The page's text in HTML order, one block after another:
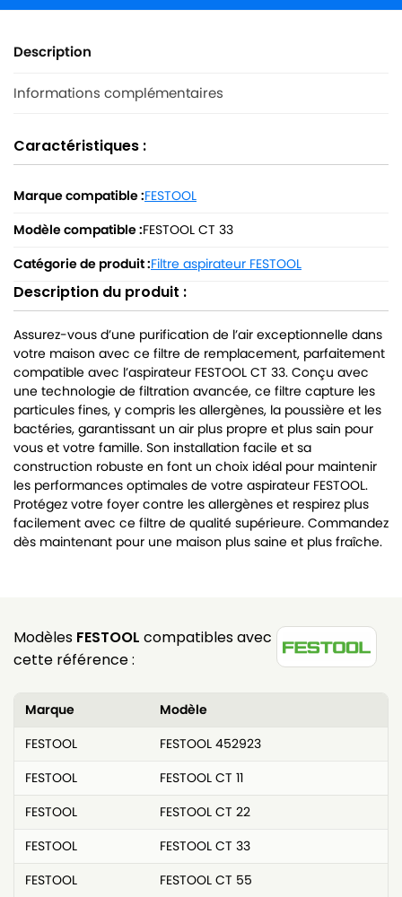
Description
Informations complémentaires
Caractéristiques :
Marque compatible :FESTOOL
Modèle compatible :FESTOOL CT 33
Catégorie de produit :Filtre aspirateur FESTOOL
Description du produit :
Assurez-vous d’une purification de l’air exceptionnelle dans
votre maison avec ce filtre de remplacement, parfaitement
compatible avec l’aspirateur FESTOOL CT 33. Conçu avec
une technologie de filtration avancée, ce filtre capture les
particules fines, y compris les allergènes, la poussière et les
bactéries, garantissant un air plus propre et plus sain pour
vous et votre famille. Son installation facile et sa
construction robuste en font un choix idéal pour maintenir
les performances optimales de votre aspirateur FESTOOL.
Protégez votre foyer contre les allergènes et respirez plus
facilement avec ce filtre de qualité supérieure. Commandez
dès maintenant pour une maison plus saine et plus fraîche.
Modèles FESTOOL compatibles avec
cette référence :
Marque
Modèle
FESTOOL
FESTOOL 452923
FESTOOL
FESTOOL CT 11
FESTOOL
FESTOOL CT 22
FESTOOL
FESTOOL CT 33
FESTOOL
FESTOOL CT 55